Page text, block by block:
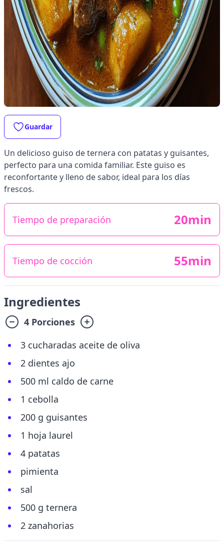
Guardar
Un delicioso guiso de ternera con patatas y guisantes,
perfecto para una comida familiar. Este guiso es
reconfortante y lleno de sabor, ideal para los días
frescos.
Tiempo de preparación 20min
Tiempo de cocción 55min
Ingredientes
4 Porciones
3 cucharadas aceite de oliva
2 dientes ajo
500 ml caldo de carne
1 cebolla
200 g guisantes
1 hoja laurel
4 patatas
pimienta
sal
500 g ternera
2 zanahorias